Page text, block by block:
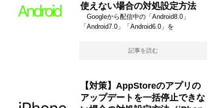
使えない場合の対処設定方法
Googleから配信中の「Android8.0」
「Android7.0」「Android6.0」を
記事を読む
【対策】AppStoreのアプリの
アップデートを一括停止できな